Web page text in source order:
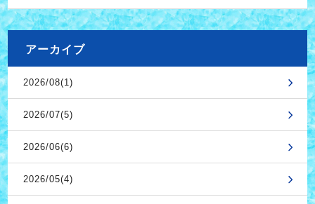
アーカイブ
2026/08(1)
2026/07(5)
2026/06(6)
2026/05(4)